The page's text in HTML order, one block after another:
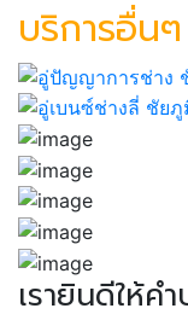
บริการอื่นๆ
เรายินดีให้